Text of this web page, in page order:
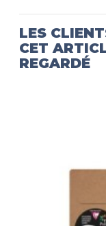
LES
CET
REGARDÉ